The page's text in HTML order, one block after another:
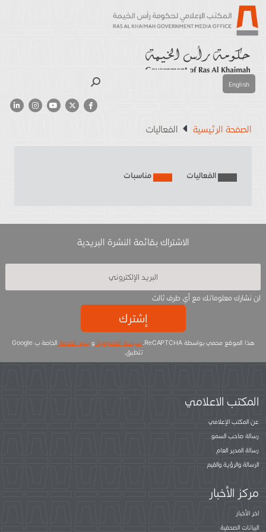
English
الصفحة الرئيسية الفعاليات
الفعاليات مناسبات
الاشتراك بقائمة النشرة البريدية
لن نشارك معلوماتك مع أي طرف ثالث
إشترك
هذا الموقع محمي بواسطة ReCAPTCHA. سياسة الخصوصية وبنود الخدمة
الخاصة ب Google
تتطبق.
المكتب الاعلامي
عن المكتب الإعلامي
رسالة صاحب السمو
رسالة المدير العام
الرسالة والرؤية والقيم
مركز الأخبار
اخر الأخبار
البيانات الصحفية